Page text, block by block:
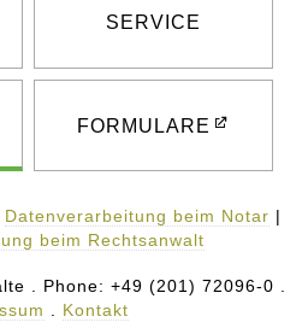
SERVICE
FORMULARE
Datenverarbeitung beim Notar |
beim Rechtsanwalt
. Phone: +49 (201) 72096-0 .
. Kontakt